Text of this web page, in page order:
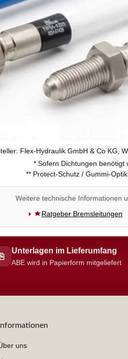
Flex-Hydraulik GmbH & Co KG,
* Sofern Dichtungen benötigt
** Protect-Schutz / Gummi-
Weitere technische Informationen
Ratgeber Bremsleitungen
Unterlagen im Lieferumfang
ABE wird in Papierform mitgeliefert
Informationen
uns